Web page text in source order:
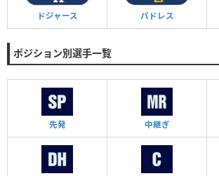
ドジャース パドレス
ポジション別選手一覧
先発 中継ぎ